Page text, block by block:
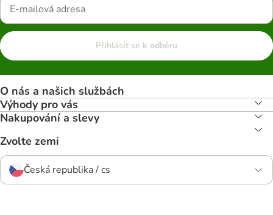
Přihlásit se k odběru
O nás a našich službách
Výhody pro vás
Nakupování a slevy
Zvolte zemi
Česká republika / cs